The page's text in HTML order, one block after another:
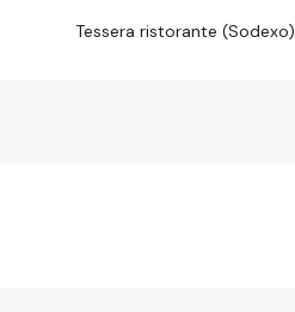
Tessera ristorante (Sodexo)